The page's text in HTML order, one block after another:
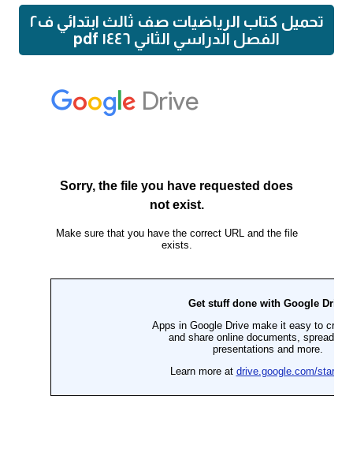
تحميل كتاب الرياضيات صف ثالث ابتدائي ف٢
الفصل الدراسي الثاني ١٤٤٦ pdf